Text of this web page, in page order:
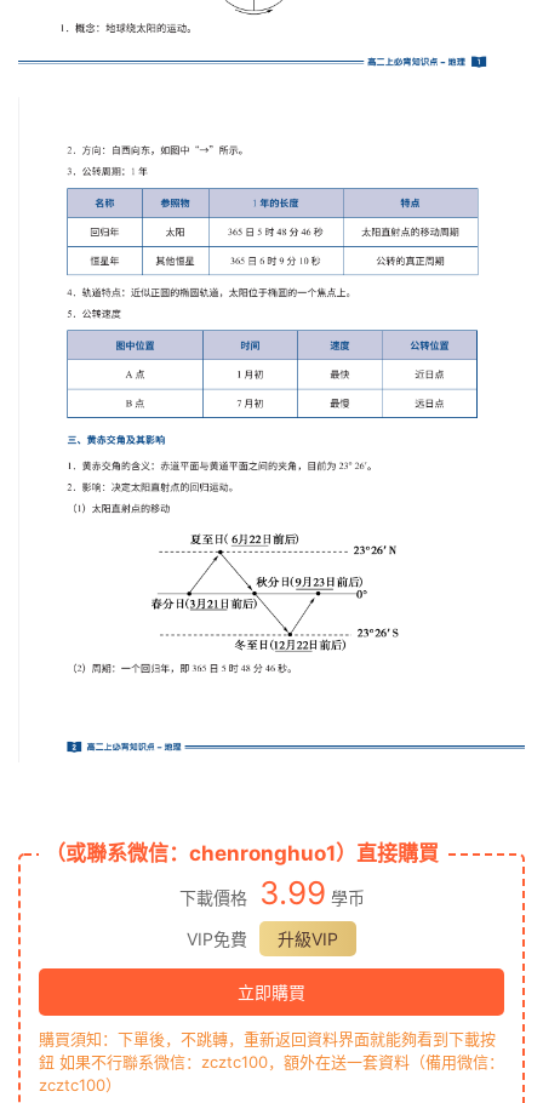
（或聯系微信：chenronghuo1）直接購買
下載價格 3.99 學币
VIP免費
升級VIP
立即購買
購買須知：下單後，不跳轉，重新返回資料界面就能夠看到下載按
鈕 如果不行聯系微信：zcztc100，額外在送一套資料（備用微信：
zcztc100）